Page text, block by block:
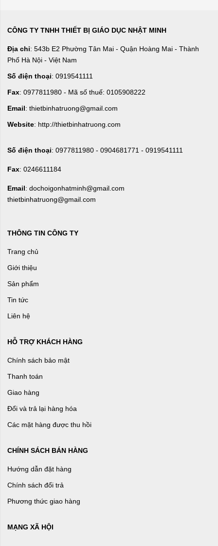
CÔNG TY TNHH THIẾT BỊ GIÁO DỤC NHẬT MINH
Địa chỉ: 543b E2 Phường Tân Mai - Quận Hoàng Mai - Thành
Phố Hà Nội - Việt Nam
Số điện thoại: 0919541111
Fax: 0977811980 - Mã số thuế: 0105908222
Email: thietbinhatruong@gmail.com
Website: http://thietbinhatruong.com
Số điện thoại: 0977811980 - 0904681771 - 0919541111
Fax: 0246611184
Email: dochoigonhatminh@gmail.com
thietbinhatruong@gmail.com
THÔNG TIN CÔNG TY
Trang chủ
Giới thiệu
Sản phẩm
Tin tức
Liên hệ
HỖ TRỢ KHÁCH HÀNG
Chính sách bảo mật
Thanh toán
Giao hàng
Đổi và trả lại hàng hóa
Các mặt hàng được thu hồi
CHÍNH SÁCH BÁN HÀNG
Hướng dẫn đặt hàng
Chính sách đổi trả
Phương thức giao hàng
MẠNG XÃ HỘI